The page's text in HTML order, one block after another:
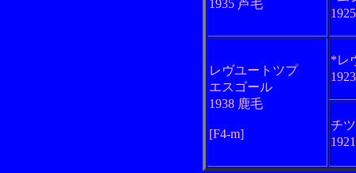
1935 芦毛
レヴユートツプ
エスゴール
1938 鹿毛
[F4-m]
*レ
チ